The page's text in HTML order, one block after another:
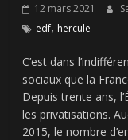
12 mars 2021
edf, hercule
C’est dans
sociaux que la
Depuis trente ans,
les privatisations.
2015, le nombre